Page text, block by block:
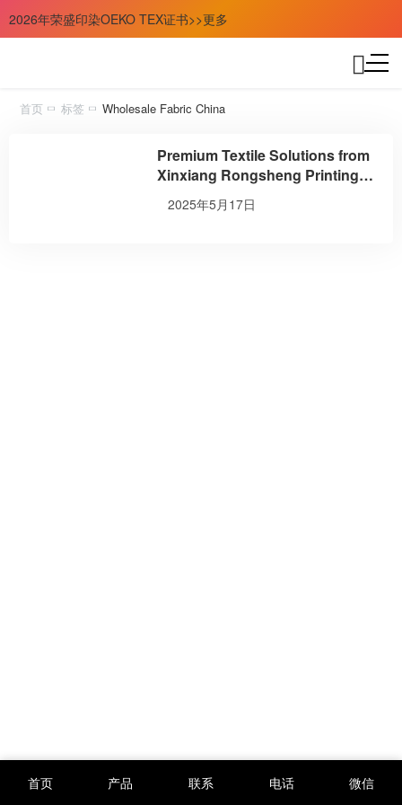
2026年荣盛印染OEKO TEX证书>>更多
首页 标签 Wholesale Fabric China
Premium Textile Solutions from
Xinxiang Rongsheng Printing
and Dyeing Co., Ltd.
2025年5月17日
首页 产品 联系 电话 微信